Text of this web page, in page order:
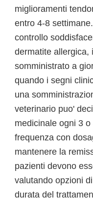
miglioramenti
entro 4-8
controllo
dermatite allergica,
somministrato a
quando i segni
una
veterinario puo'
medicinale ogni 3
frequenza con
mantenere la
pazienti devono
valutando opzioni
durata del